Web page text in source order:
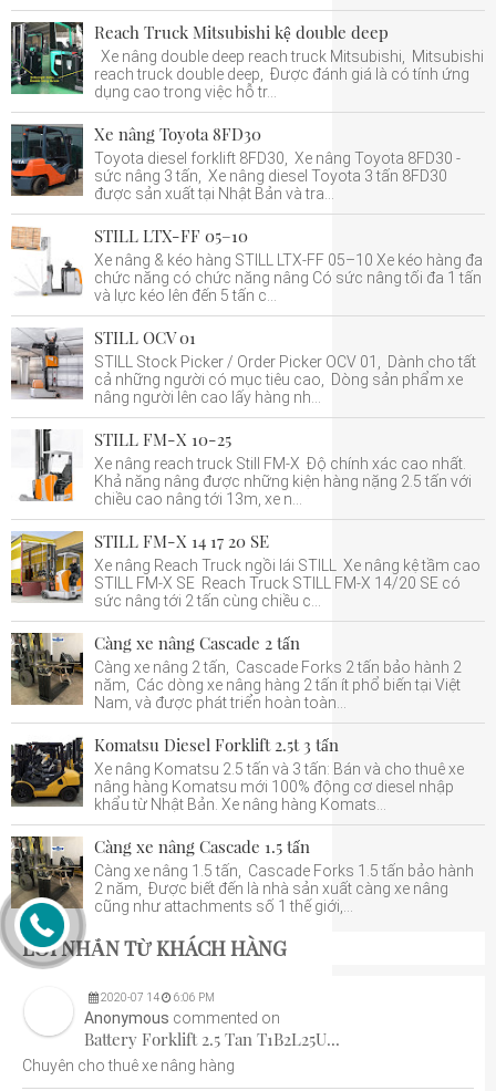
Reach Truck Mitsubishi kệ double deep
Xe nâng double deep reach truck Mitsubishi, Mitsubishi
reach truck double deep, Được đánh giá là có tính ứng
dụng cao trong việc hỗ tr...
Xe nâng Toyota 8FD30
Toyota diesel forklift 8FD30, Xe nâng Toyota 8FD30 -
sức nâng 3 tấn, Xe nâng diesel Toyota 3 tấn 8FD30
được sản xuất tại Nhật Bản và tra...
STILL LTX-FF 05–10
Xe nâng & kéo hàng STILL LTX-FF 05–10 Xe kéo hàng đa
chức năng có chức năng nâng Có sức nâng tối đa 1 tấn
và lực kéo lên đến 5 tấn c...
STILL OCV 01
STILL Stock Picker / Order Picker OCV 01, Dành cho tất
cả những người có mục tiêu cao, Dòng sản phẩm xe
nâng người lên cao lấy hàng nh...
STILL FM-X 10-25
Xe nâng reach truck Still FM-X Độ chính xác cao nhất.
Khả năng nâng được những kiện hàng nặng 2.5 tấn với
chiều cao nâng tới 13m, xe n...
STILL FM-X 14 17 20 SE
Xe nâng Reach Truck ngồi lái STILL Xe nâng kệ tầm cao
STILL FM-X SE Reach Truck STILL FM-X 14/20 SE có
sức nâng tới 2 tấn cùng chiều c...
Càng xe nâng Cascade 2 tấn
Càng xe nâng 2 tấn, Cascade Forks 2 tấn bảo hành 2
năm, Các dòng xe nâng hàng 2 tấn ít phổ biến tại Việt
Nam, và được phát triển hoàn toàn...
Komatsu Diesel Forklift 2.5t 3 tấn
Xe nâng Komatsu 2.5 tấn và 3 tấn: Bán và cho thuê xe
nâng hàng Komatsu mới 100% động cơ diesel nhập
khẩu từ Nhật Bản. Xe nâng hàng Komats...
Càng xe nâng Cascade 1.5 tấn
Càng xe nâng 1.5 tấn, Cascade Forks 1.5 tấn bảo hành
2 năm, Được biết đến là nhà sản xuất càng xe nâng
cũng như attachments số 1 thế giới,...
LỜI NHẮN TỪ KHÁCH HÀNG
Anonymous commented on
Battery Forklift 2.5 Tan T1B2L25U...
2020-07 14 6:06 PM
Chuyên cho thuê xe nâng hàng